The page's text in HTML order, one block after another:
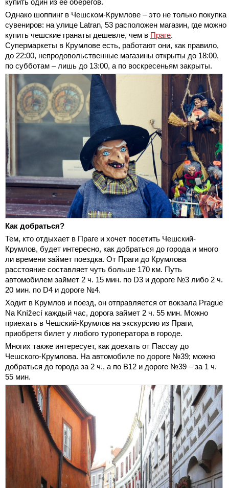
купить один из ее оберегов.
Однако шоппинг в Чешском-Крумлове – это не только покупка
сувениров: на улице Latran, 53 расположен магазин, где можно
купить чешские гранаты дешевле, чем в Праге.
Супермаркеты в Крумлове есть, работают они, как правило,
до 22:00, непродовольственные магазины открыты до 18:00,
по субботам – лишь до 13:00, а по воскресеньям закрыты.
Как добраться?
Тем, кто отдыхает в Праге и хочет посетить Чешский-
Крумлов, будет интересно, как добраться до города и много
ли времени займет поездка. От Праги до Крумлова
расстояние составляет чуть больше 170 км. Путь
автомобилем займет 2 ч. 15 мин. по D3 и дороге №3 либо 2 ч.
20 мин. по D4 и дороге №4.
Ходит в Крумлов и поезд, он отправляется от вокзала Prague
Na Knížecí каждый час, дорога займет 2 ч. 55 мин. Можно
приехать в Чешский-Крумлов на экскурсию из Праги,
приобретя билет у любого туроператора в городе.
Многих также интересует, как доехать от Пассау до
Чешского-Крумлова. На автомобиле по дороге №39; можно
добраться до города за 2 ч., а по В12 и дороге №39 – за 1 ч.
55 мин.